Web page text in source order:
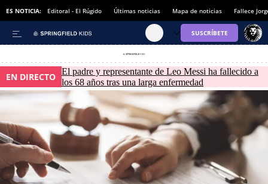
ES NOTICIA: Editoral - El Rúgido Últimas noticias Mapa de noticias Fallece
EN DIRECTO El padre y representante de Leo Messi ha fallecido a
los 68 años tras una larga enfermedad